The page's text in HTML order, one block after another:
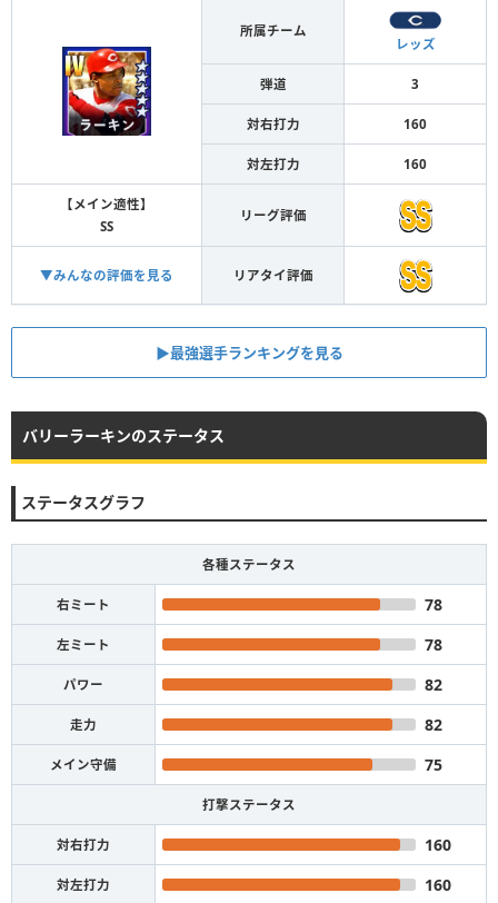
所属チーム
レッズ
弾道 3
対右打力 160
対左打力 160
【メイン適性】
SS
リーグ評価
▼みんなの評価を見る リアタイ評価
▶︎最強選手ランキングを見る
バリーラーキンのステータス
ステータスグラフ
各種ステータス
右ミート 78
左ミート 78
パワー 82
走力 82
メイン守備 75
打撃ステータス
対右打力 160
対左打力 160